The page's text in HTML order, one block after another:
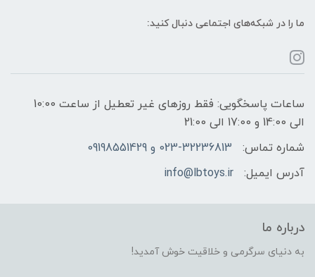
ما را در شبکه‌های اجتماعی دنبال کنید:
ساعات پاسخگویی: فقط روزهای غیر تعطیل از ساعت 10:00
الی 14:00 و 17:00 الی 21:00
شماره تماس:
023-32236813 و 09198551429
آدرس ایمیل:
info@lbtoys.ir
درباره ما
به دنیای سرگرمی و خلاقیت خوش آمدید!